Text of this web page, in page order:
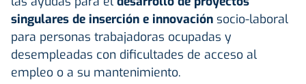
singulares de inserción e innovación socio-laboral
para personas trabajadoras ocupadas y
desempleadas con dificultades de acceso al
empleo o a su mantenimiento.